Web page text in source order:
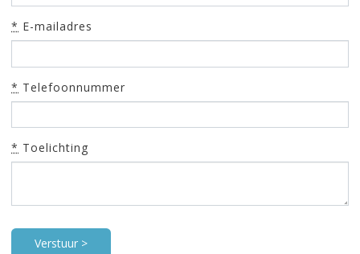
* E-mailadres
* Telefoonnummer
* Toelichting